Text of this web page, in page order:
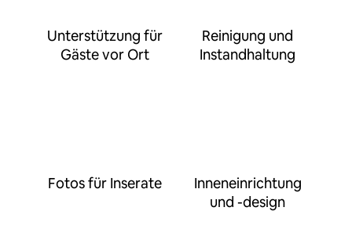
Unterstützung für
Gäste vor Ort
Reinigung und
Instandhaltung
Fotos für Inserate
Inneneinrichtung
und -design